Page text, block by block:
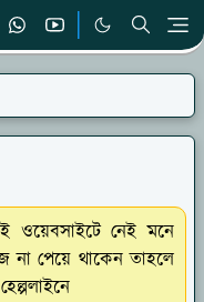
ওয়েবসাইটে নেই মনে
না পেয়ে থাকেন তাহলে